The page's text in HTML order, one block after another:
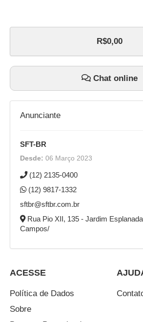
R$0,00
Chat online
Anunciante
SFT-BR
Desde: 06 Março 2023
(12) 2135-0400
(12) 9817-1332
sftbr@sftbr.com.br
Rua Pio XII, 135 - Jardim
Campos/
ACESSE
Política de Dados
Sobre